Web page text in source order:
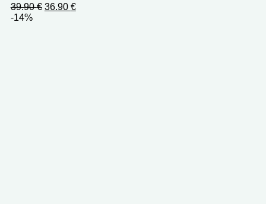
39.90€ Ursprünglicher
36.90 €Aktueller
-14%